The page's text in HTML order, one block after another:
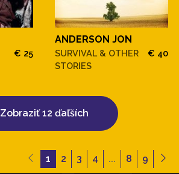
€ 25
ANDERSON JON
SURVIVAL & OTHER
STORIES
€ 40
Zobraziť 12 ďaľších
1 2 3 4 ... 8 9